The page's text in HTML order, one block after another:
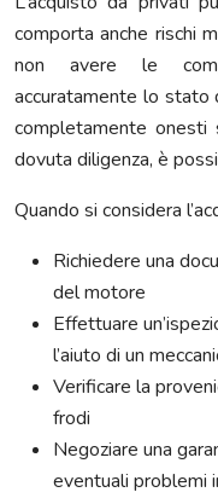
comporta anche rischi
non avere le
accuratamente lo
completamente onesti
dovuta diligenza, è
Quando si considera
Richiedere una
del motore
Effettuare
l’aiuto di un
Verificare la
frodi
Negoziare una
eventuali problemi